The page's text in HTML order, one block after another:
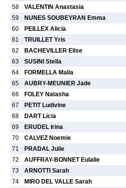
58
VALENTIN Anastasia
59
NUNES SOUBEYRAN Emma
60
PEILLEX Alicia
61
TRUILLET Yris
62
BACHEVILLER Elise
63
SUSINI Stella
64
FORMELLA Malia
65
AUBRY-MEUNIER Jade
66
FOLEY Natasha
67
PETIT Ludivine
68
DART Licia
69
ERUDEL Irina
70
CALVEZ Noemie
71
PRADAL Julie
72
AUFFRAY-BONNET Eulalie
73
ARNOTTI Sarah
74
MIRO DEL VALLE Sarah